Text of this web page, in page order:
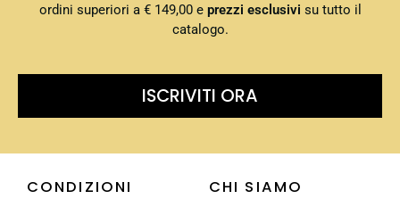
ordini superiori a € 149,00 e prezzi esclusivi su tutto il
catalogo.
ISCRIVITI ORA
CONDIZIONI CHI SIAMO